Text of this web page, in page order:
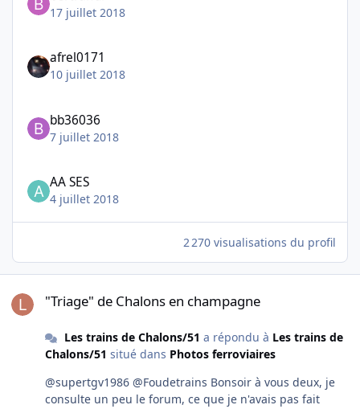
17 juillet 2018
afrel0171
10 juillet 2018
bb36036
7 juillet 2018
AA SES
4 juillet 2018
2 270 visualisations du profil
"Triage" de Chalons en champagne
Les trains de Chalons/51 a répondu à Les trains de
Chalons/51 situé dans Photos ferroviaires
@supertgv1986 @Foudetrains Bonsoir à vous deux, je
consulte un peu le forum, ce que je n'avais pas fait